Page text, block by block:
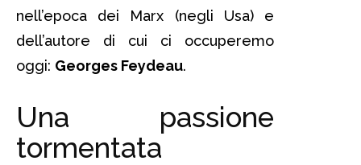
nell’epoca dei Marx (negli Usa) e
dell’autore di cui ci occuperemo
oggi: Georges Feydeau.
Una passione
tormentata